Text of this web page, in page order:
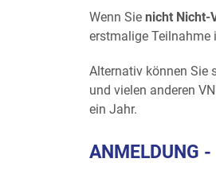
Wenn Sie nicht Nicht-
erstmalige Teilnahme
Alternativ können Sie
und vielen anderen
ein Jahr.
ANMELDUNG